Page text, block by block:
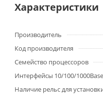
Характеристики
Производитель
Код производителя
Семейство процессоров
Интерфейсы 10/100/
Наличие рельс для